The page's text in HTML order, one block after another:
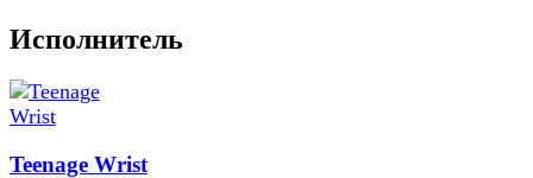
Исполнитель
Teenage Wrist